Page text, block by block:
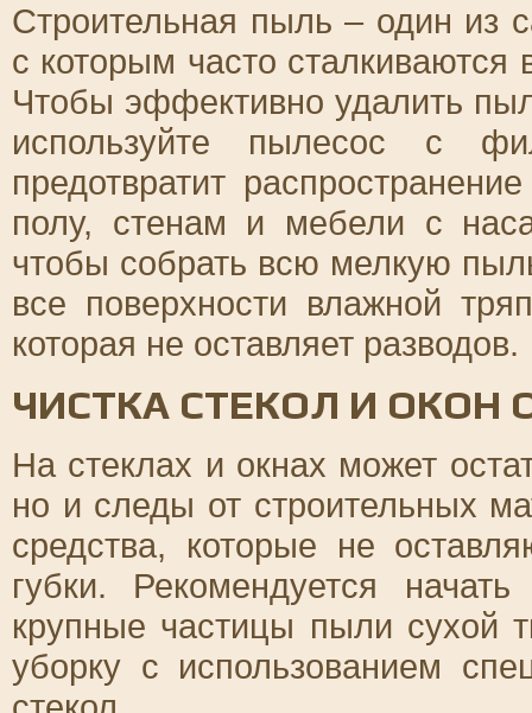
Строительная пыль – один из
с которым часто
Чтобы эффективно удалить
используйте пылесос с
предотвратит
полу, стенам и мебели с
чтобы собрать всю мелкую
все поверхности влажной
которая не оставляет разводов.
ЧИСТКА СТЕКОЛ И ОКОН
На стеклах и окнах может
но и следы от строительных
средства, которые не
губки. Рекомендуется
крупные частицы пыли сухой
уборку с использованием